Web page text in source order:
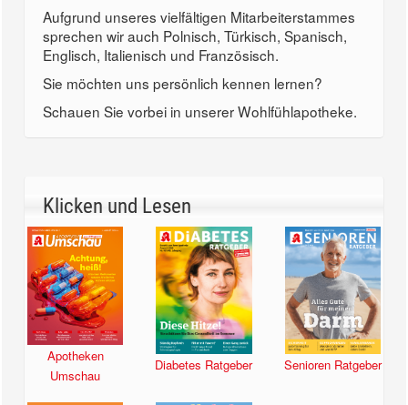
Aufgrund unseres vielfältigen Mitarbeiterstammes
sprechen wir auch Polnisch, Türkisch, Spanisch,
Englisch, Italienisch und Französisch.
Sie möchten uns persönlich kennen lernen?
Schauen Sie vorbei in unserer Wohlfühlapotheke.
Klicken und Lesen
Apotheken
Umschau
Diabetes Ratgeber Senioren Ratgeber